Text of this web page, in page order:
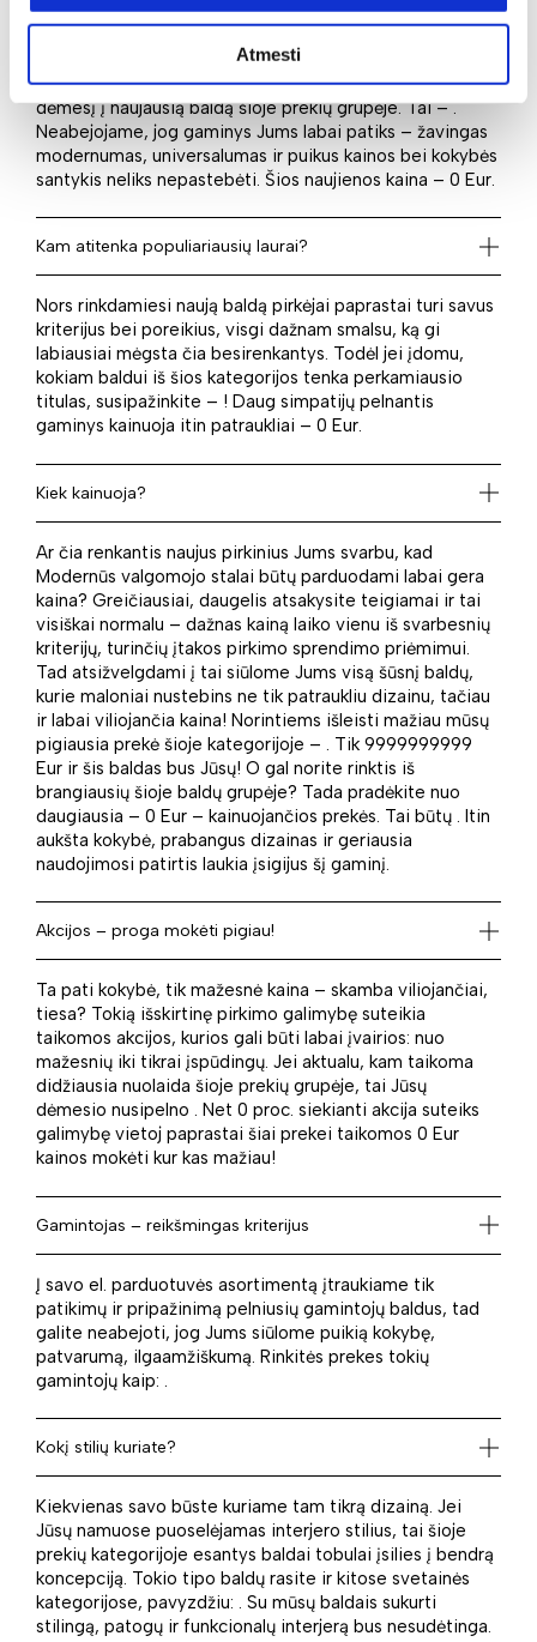
Atmesti
Kas naujo laukia?
Norite rinktis iš naujausių pasiūlymų? Tuomet atkreipkite
dėmesį į naujausią baldą šioje prekių grupėje. Tai – .
Neabejojame, jog gaminys Jums labai patiks – žavingas
modernumas, universalumas ir puikus kainos bei kokybės
santykis neliks nepastebėti. Šios naujienos kaina – 0 Eur.
Kam atitenka populiariausių laurai?
Nors rinkdamiesi naują baldą pirkėjai paprastai turi savus
kriterijus bei poreikius, visgi dažnam smalsu, ką gi
labiausiai mėgsta čia besirenkantys. Todėl jei įdomu,
kokiam baldui iš šios kategorijos tenka perkamiausio
titulas, susipažinkite – ! Daug simpatijų pelnantis
gaminys kainuoja itin patraukliai – 0 Eur.
Kiek kainuoja?
Ar čia renkantis naujus pirkinius Jums svarbu, kad
Modernūs valgomojo stalai būtų parduodami labai gera
kaina? Greičiausiai, daugelis atsakysite teigiamai ir tai
visiškai normalu – dažnas kainą laiko vienu iš svarbesnių
kriterijų, turinčių įtakos pirkimo sprendimo priėmimui.
Tad atsižvelgdami į tai siūlome Jums visą šūsnį baldų,
kurie maloniai nustebins ne tik patraukliu dizainu, tačiau
ir labai viliojančia kaina! Norintiems išleisti mažiau mūsų
pigiausia prekė šioje kategorijoje – . Tik 9999999999
Eur ir šis baldas bus Jūsų! O gal norite rinktis iš
brangiausių šioje baldų grupėje? Tada pradėkite nuo
daugiausia – 0 Eur – kainuojančios prekės. Tai būtų . Itin
aukšta kokybė, prabangus dizainas ir geriausia
naudojimosi patirtis laukia įsigijus šį gaminį.
Akcijos – proga mokėti pigiau!
Ta pati kokybė, tik mažesnė kaina – skamba viliojančiai,
tiesa? Tokią išskirtinę pirkimo galimybę suteikia
taikomos akcijos, kurios gali būti labai įvairios: nuo
mažesnių iki tikrai įspūdingų. Jei aktualu, kam taikoma
didžiausia nuolaida šioje prekių grupėje, tai Jūsų
dėmesio nusipelno . Net 0 proc. siekianti akcija suteiks
galimybę vietoj paprastai šiai prekei taikomos 0 Eur
kainos mokėti kur kas mažiau!
Gamintojas – reikšmingas kriterijus
Į savo el. parduotuvės asortimentą įtraukiame tik
patikimų ir pripažinimą pelniusių gamintojų baldus, tad
galite neabejoti, jog Jums siūlome puikią kokybę,
patvarumą, ilgaamžiškumą. Rinkitės prekes tokių
gamintojų kaip: .
Kokį stilių kuriate?
Kiekvienas savo būste kuriame tam tikrą dizainą. Jei
Jūsų namuose puoselėjamas interjero stilius, tai šioje
prekių kategorijoje esantys baldai tobulai įsilies į bendrą
koncepciją. Tokio tipo baldų rasite ir kitose svetainės
kategorijose, pavyzdžiu: . Su mūsų baldais sukurti
stilingą, patogų ir funkcionalų interjerą bus nesudėtinga.